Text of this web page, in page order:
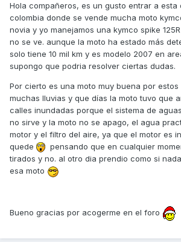
Hola compañeros, es un gusto entrar a esta
colombia donde se vende mucha moto
novia y yo manejamos una kymco spike
no se ve. aunque la moto ha estado más
solo tiene 10 mil km y es modelo 2007 en
supongo que podria resolver ciertas dudas.
Por cierto es una moto muy buena por
muchas lluvias y que días la moto tuvo que
calles inundadas porque el sistema de
no sirve y la moto no se apago, el agua
motor y el filtro del aire, ya que el motor es
quede
pensando que en cualquier
tirados y no. al otro dia prendio como si
esa moto
Bueno gracias por acogerme en el foro